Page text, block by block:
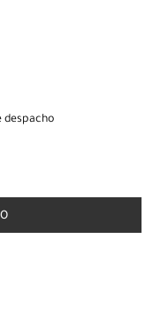
despacho